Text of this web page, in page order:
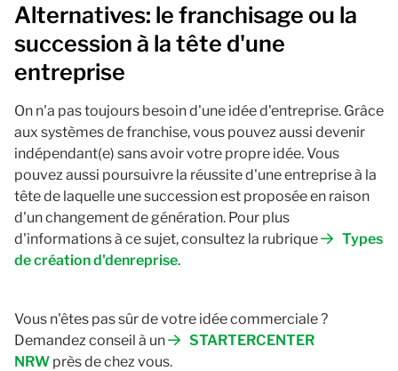
Alternatives: le franchisage ou la
succession à la tête d'une
entreprise
On n'a pas toujours besoin d'une idée d'entreprise. Grâce
aux systèmes de franchise, vous pouvez aussi devenir
indépendant(e) sans avoir votre propre idée. Vous
pouvez aussi poursuivre la réussite d'une entreprise à la
tête de laquelle une succession est proposée en raison
d'un changement de génération. Pour plus
d'informations à ce sujet, consultez la rubrique
Types
de création d'denreprise.
Vous n'êtes pas sûr de votre idée commerciale ?
Demandez conseil à un
STARTERCENTER
NRW près de chez vous.